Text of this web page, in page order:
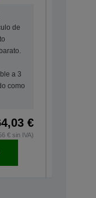
de
a 3
como
€
€ sin IVA)